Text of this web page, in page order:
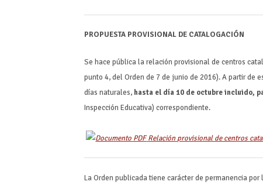
PROPUESTA PROVISIONAL DE CATALOGACIÓN
Se hace pública la relación provisional de centros
punto 4, del Orden de 7 de junio de 2016). A partir de
días naturales, hasta el día 10 de octubre incluido,
Inspección Educativa) correspondiente.
Relación provisional de centros
La Orden publicada tiene carácter de permanencia